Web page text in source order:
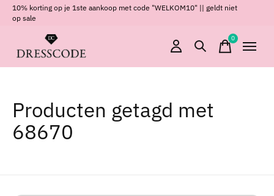
10% korting op je 1ste aankoop met code "WELKOM10" || geldt niet
op sale
0items
Producten getagd met
68670